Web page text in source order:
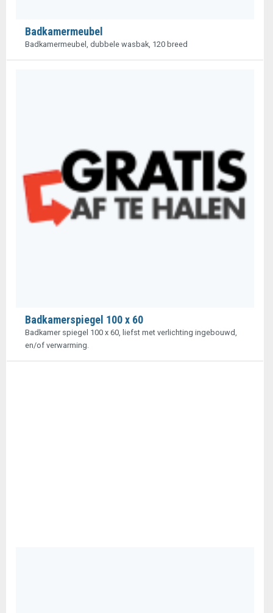
Badkamermeubel
Badkamermeubel, dubbele wasbak, 120 breed
Badkamerspiegel 100 x 60
Badkamer spiegel 100 x 60, liefst met verlichting ingebouwd,
en/of verwarming.